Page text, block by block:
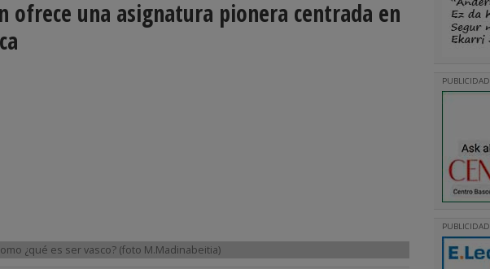
ofrece una asignatura pionera centrada en
¿qué es ser vasco? (foto M.Madinabeitia)
PUBLICIDAD
PUBLICIDAD